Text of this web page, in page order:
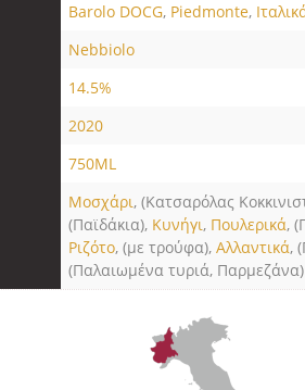
Barolo DOCG, Piedmonte,
Nebbiolo
14.5%
2020
750ML
Μοσχάρι, (Κατσαρόλας
(Παϊδάκια), Κυνήγι, Πουλερικά,
Ριζότο, (με τρούφα),Αλλαντικά,
(Παλαιωμένα τυριά, Παρμεζάνα)